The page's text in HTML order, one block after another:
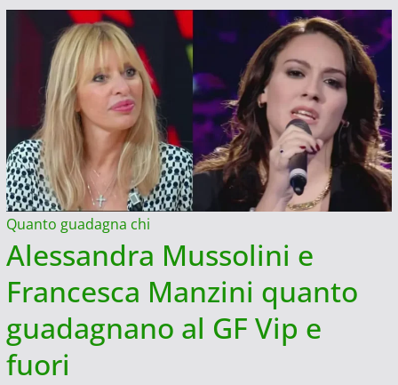
Quanto guadagna chi
Alessandra Mussolini e
Francesca Manzini quanto
guadagnano al GF Vip e
fuori